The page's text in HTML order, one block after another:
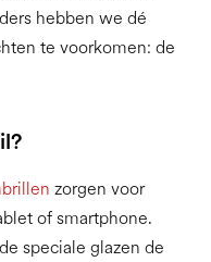
hebben we dé
te voorkomen: de
zorgen voor
of smartphone.
speciale glazen de